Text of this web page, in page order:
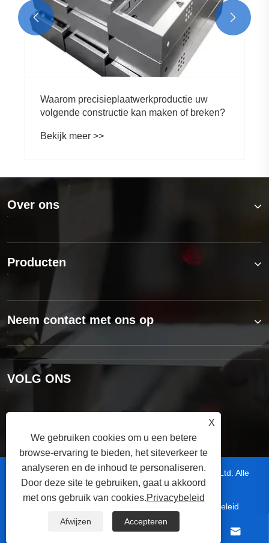
Waarom precisieplaatwerkproductie uw
volgende constructie kan maken of breken?
Bekijk meer >>
 
Over ons
Producten
Neem contact met ons op
VOLG ONS
Copyright © 2025 Dongguan Xinyang Industrial Co., Ltd. Alle
rechten voorbehouden.
| Privacybeleid
 
X
We gebruiken cookies om u een betere
browse-ervaring te bieden, het siteverkeer te
analyseren en de inhoud te personaliseren.
Door deze site te gebruiken, gaat u akkoord
met ons gebruik van cookies.Privacybeleid
Afwijzen Accepteren